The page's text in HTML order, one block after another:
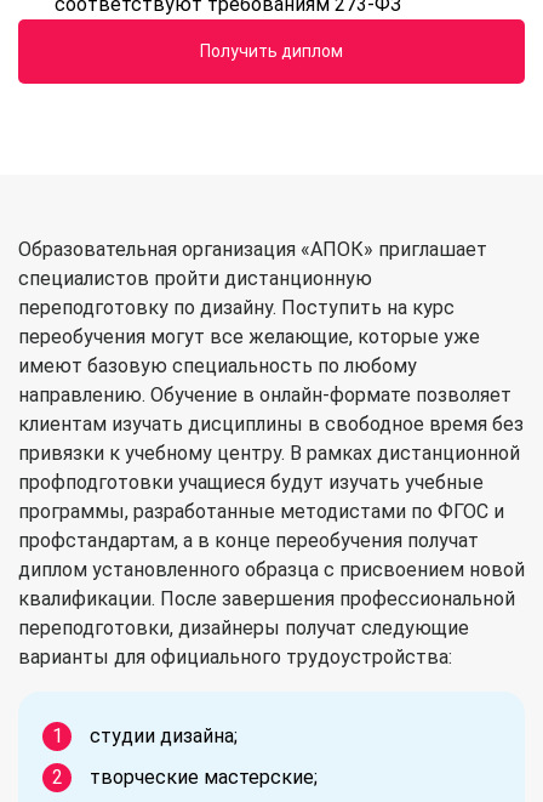
Получить диплом
Образовательная организация «АПОК» приглашает
специалистов пройти дистанционную
переподготовку по дизайну. Поступить на курс
переобучения могут все желающие, которые уже
имеют базовую специальность по любому
направлению. Обучение в онлайн-формате позволяет
клиентам изучать дисциплины в свободное время без
привязки к учебному центру. В рамках дистанционной
профподготовки учащиеся будут изучать учебные
программы, разработанные методистами по ФГОС и
профстандартам, а в конце переобучения получат
диплом установленного образца с присвоением новой
квалификации. После завершения профессиональной
переподготовки, дизайнеры получат следующие
варианты для официального трудоустройства:
студии дизайна;
творческие мастерские;